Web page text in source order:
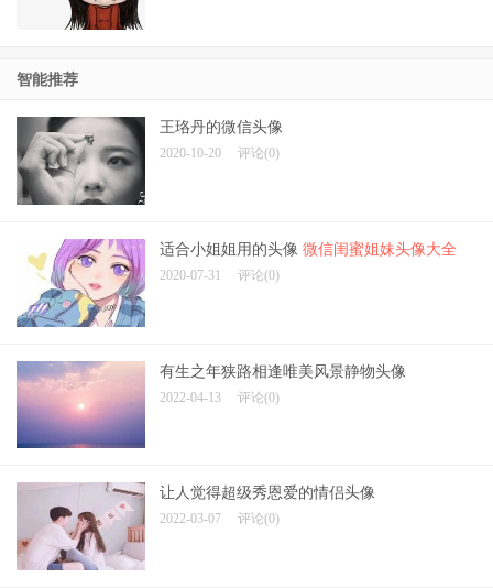
智能推荐
王珞丹的微信头像
2020-10-20 评论(0)
适合小姐姐用的头像 微信闺蜜姐妹头像大全
2020-07-31 评论(0)
有生之年狭路相逢唯美风景静物头像
2022-04-13 评论(0)
让人觉得超级秀恩爱的情侣头像
2022-03-07 评论(0)